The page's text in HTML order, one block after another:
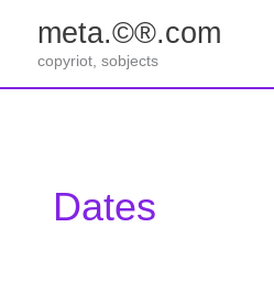
springen
meta.©®.com
copyriot, sobjects
Dates